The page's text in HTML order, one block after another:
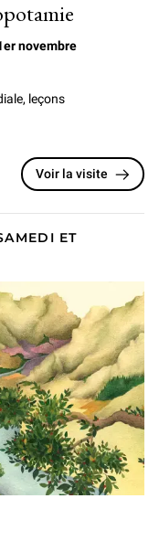
novembre
leçons
Voir la visite
ET